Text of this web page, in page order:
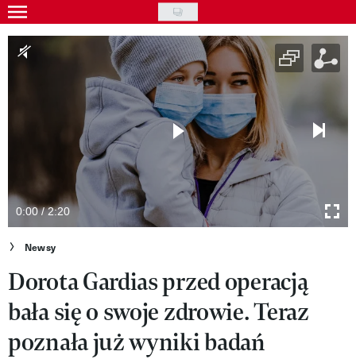
Skip
to
main
Gwiazdy
Styl życia
Kultura
Wideo
Nasze akcje
VIVA!ART
VIVA!MODA
0:00 / 2:20
Newsy
Dorota Gardias przed operacją
bała się o swoje zdrowie. Teraz
poznała już wyniki badań